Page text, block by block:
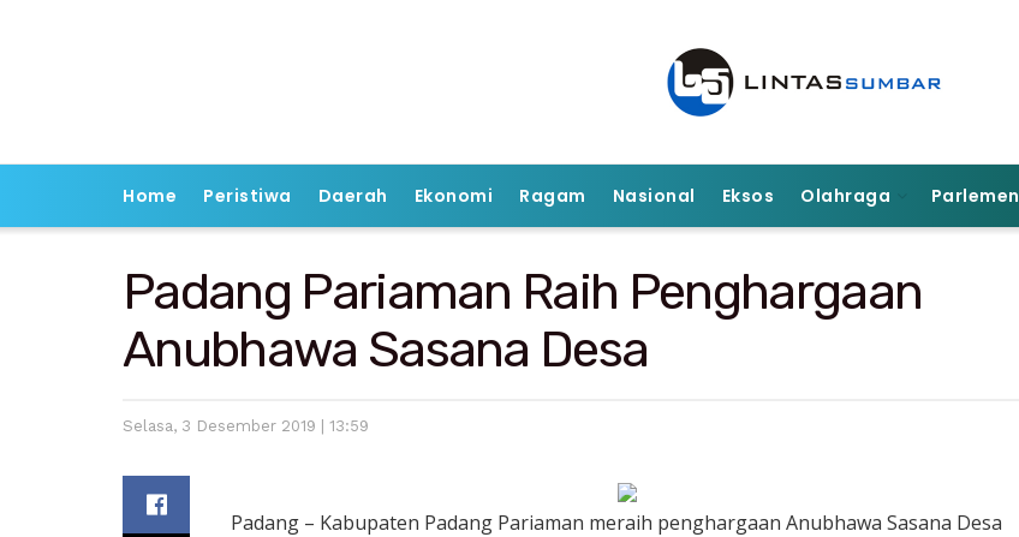
Home Peristiwa Daerah Ekonomi Ragam Nasional Eksos Olahraga Parlemen
Padang Pariaman Raih Penghargaan
Anubhawa Sasana Desa
Selasa, 3 Desember 2019 | 13:59
Padang – Kabupaten Padang Pariaman meraih penghargaan Anubhawa Sasana Desa